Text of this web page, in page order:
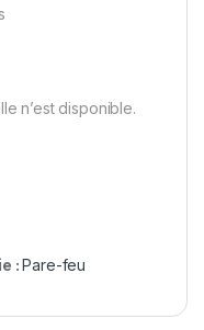
n’est disponible.
:Pare-feu